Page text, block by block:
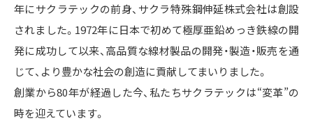
年にサクラテックの前身、サクラ特殊鋼伸延株式会社は創設
されました。1972年に日本で初めて極厚亜鉛めっき鉄線の開
発に成功して以来、高品質な線材製品の開発・製造・販売を通
じて、より豊かな社会の創造に貢献してまいりました。
創業から80年が経過した今、私たちサクラテックは“変革”の
時を迎えています。